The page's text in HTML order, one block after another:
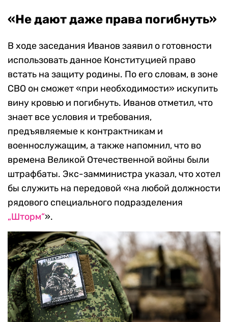
«Не дают даже права погибнуть»
В ходе заседания Иванов заявил о готовности
использовать данное Конституцией право
встать на защиту родины. По его словам, в зоне
СВО он сможет «при необходимости» искупить
вину кровью и погибнуть. Иванов отметил, что
знает все условия и требования,
предъявляемые к контрактникам и
военнослужащим, а также напомнил, что во
времена Великой Отечественной войны были
штрафбаты. Экс-замминистра указал, что хотел
бы служить на передовой «на любой должности
рядового специального подразделения
„Шторм“».